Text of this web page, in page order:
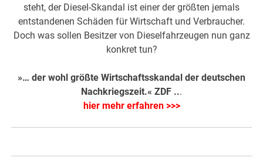
steht, der Diesel-Skandal ist einer der größten jemals
entstandenen Schäden für Wirtschaft und Verbraucher.
Doch was sollen Besitzer von Dieselfahrzeugen nun ganz
konkret tun?
»… der wohl größte Wirtschaftsskandal der deutschen
Nachkriegszeit.« ZDF ...
hier mehr erfahren >>>